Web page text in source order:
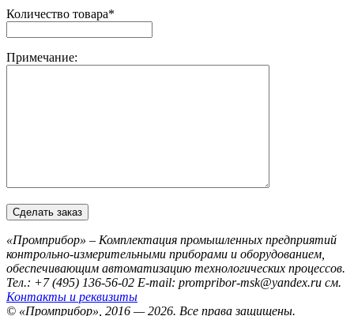
Количество товара*
Примечание:
«Промприбор» – Комплектация промышленных предприятий
контрольно-измерительными приборами и оборудованием,
обеспечивающим автоматизацию технологических процессов.
Тел.: +7 (495) 136-56-02 E-mail: prompribor-msk@yandex.ru см.
Контакты и реквизиты
© «Промприбор», 2016 — 2026. Все права защищены.